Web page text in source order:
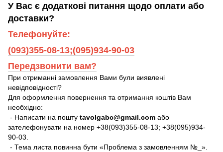
У Вас є додаткові питання щодо оплати або
доставки?
Телефонуйте:
(093)355-08-13;(095)934-90-03
Передзвонити вам?
При отриманні замовлення Вами були виявлені
невідповідності?
Для оформлення повернення та отримання коштів Вам
необхідно:
- Написати на пошту tavolgabc@gmail.com або
зателефонувати на номер +38(093)355-08-13; +38(095)934-
90-03.
- Тема листа повинна бути «Проблема з замовленням №_».